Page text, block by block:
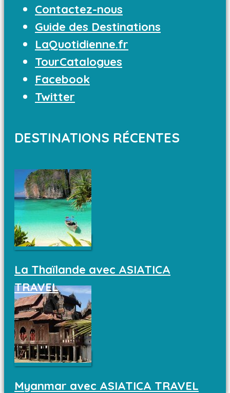
Contactez-nous
Guide des Destinations
LaQuotidienne.fr
TourCatalogues
Facebook
Twitter
DESTINATIONS RÉCENTES
La Thaïlande avec ASIATICA
TRAVEL
Myanmar avec ASIATICA TRAVEL